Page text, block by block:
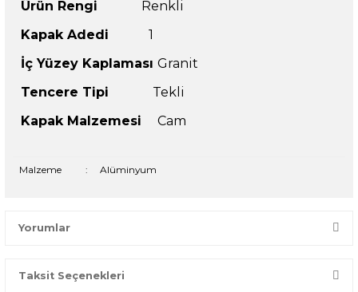
Ürün Rengi
Renkli
Kapak Adedi
1
İç Yüzey Kaplaması Granit
Tencere Tipi
Tekli
Kapak Malzemesi
Cam
Malzeme : Alüminyum
Yorumlar
Bir dakikanızı ayırın, yorumunuzla başkalarının doğru seçim
Taksit Seçenekleri